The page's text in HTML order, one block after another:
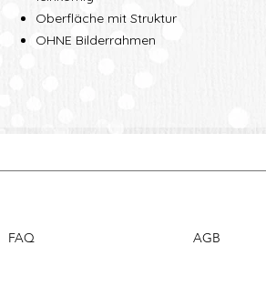
Oberfläche mit Struktur
OHNE Bilderrahmen
FAQ AGB